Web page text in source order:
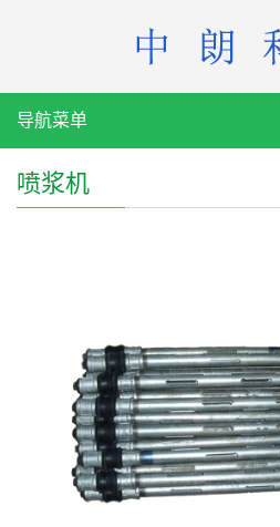
导航菜单
喷浆机